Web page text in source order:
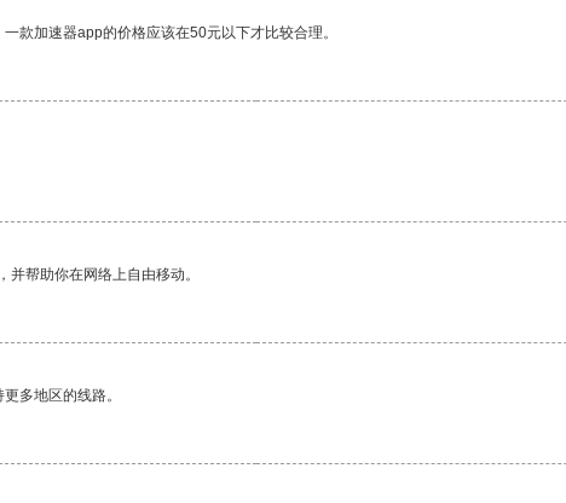
款加速器app的价格应该在50元以下才比较合理。
帮助你在网络上自由移动。
多地区的线路。